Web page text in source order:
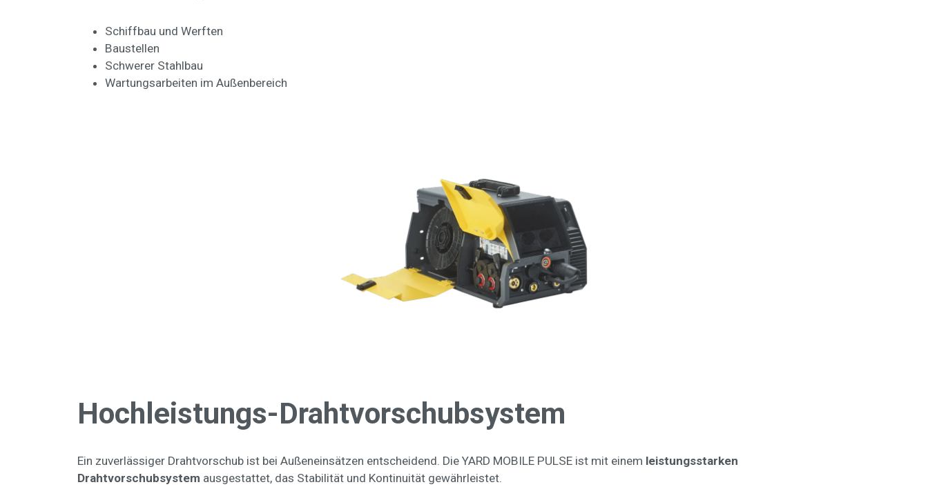
Schiffbau und Werften
Baustellen
Schwerer Stahlbau
Wartungsarbeiten im Außenbereich
Hochleistungs-Drahtvorschubsystem
Ein zuverlässiger Drahtvorschub ist bei Außeneinsätzen entscheidend. Die YARD MOBILE PULSE ist mit einem leistungsstarken
Drahtvorschubsystem ausgestattet, das Stabilität und Kontinuität gewährleistet.